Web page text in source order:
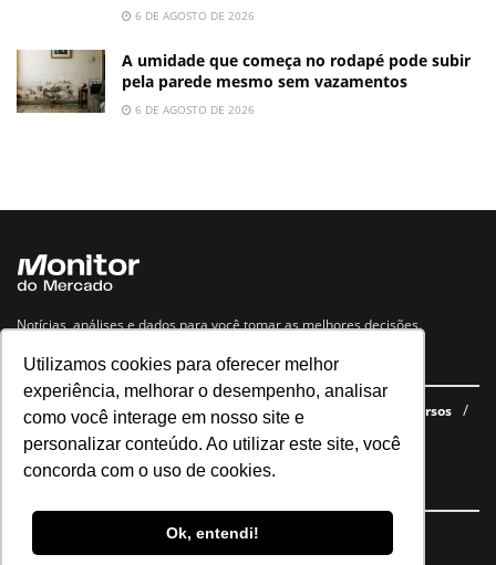
Utilizamos cookies para oferecer melhor
experiência, melhorar o desempenho, analisar
como você interage em nosso site e
personalizar conteúdo. Ao utilizar este site, você
concorda com o uso de cookies.
Ok, entendi!
6 DE AGOSTO DE 2026
A umidade que começa no rodapé pode subir
pela parede mesmo sem vazamentos
6 DE AGOSTO DE 2026
Notícias, análises e dados para você tomar as melhores decisões.
Navegue no site
Últimas notícias Quem somos E-books gratuitos
Cursos
Política de privacidade